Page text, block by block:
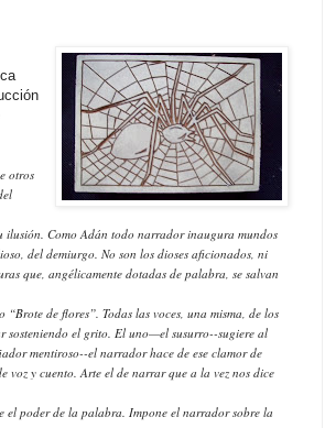
otros
Como Adán todo narrador inaugura mundos
del demiurgo. No son los dioses aficionados, ni
que, angélicamente dotadas de palabra, se salvan
de flores”. Todas las voces, una misma, de los
sosteniendo el grito. El uno—el susurro--sugiere al
mentiroso--el narrador hace de ese clamor de
voz y cuento. Arte el de narrar que a la vez nos dice
el poder de la palabra. Impone el narrador sobre la